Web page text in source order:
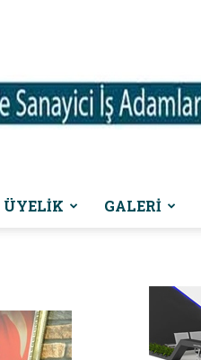
ÜYELİK GALERİ